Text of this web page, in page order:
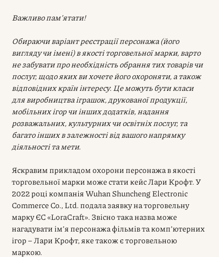
Важливо пам’ятати!
Обираючи варіант реєстрації персонажа (його
вигляду чи імені) в якості торговельної марки, варто
не забувати про необхідність обрання тих товарів чи
послуг, щодо яких ви хочете його охороняти, а також
відповідних країн інтересу. Це можуть бути класи
для виробництва іграшок, друкованої продукції,
мобільних ігор чи інших додатків, надання
розважальних, культурних чи освітніх послуг, та
багато інших в залежності від вашого напрямку
діяльності та мети.
Яскравим прикладом охорони персонажа в якості
торговельної марки може стати кейс Лари Крофт. У
2022 році компанія Wuhan Shuncheng Electronic
Commerce Co., Ltd. подала заявку на торговельну
марку ЄС «LoraCraft». Звісно така назва може
нагадувати ім’я персонажа фільмів та комп’ютерних
ігор – Лари Крофт, яке також є торговельною
маркою.